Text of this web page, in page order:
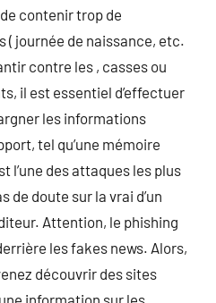
contenir trop de
( journée de naissance, etc.
contre les , casses ou
il est essentiel d’effectuer
les informations
tel qu’une mémoire
l’une des attaques les plus
de doute sur la vrai d’un
Attention, le phishing
les fakes news. Alors,
découvrir des sites
information sur les